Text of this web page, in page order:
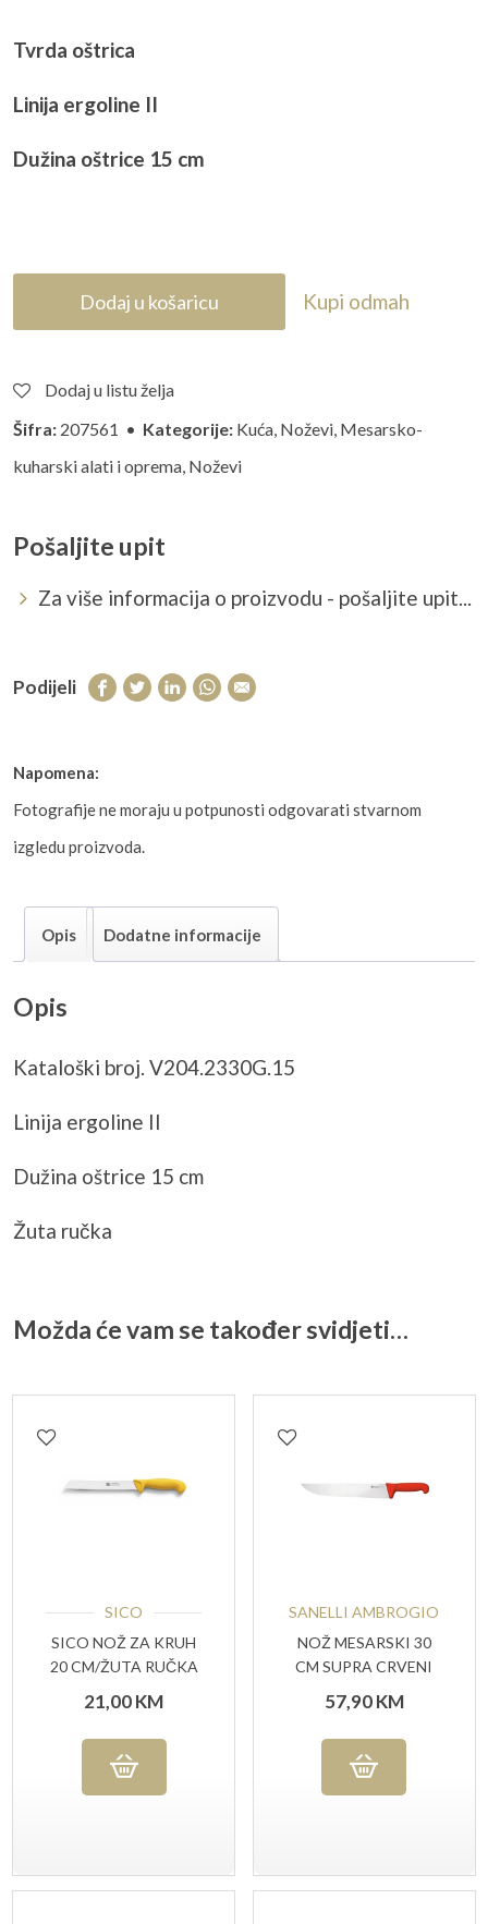
Tvrda oštrica
Linija ergoline II
Dužina oštrice 15 cm
Dodaj u košaricu Kupi odmah
Dodaj u listu želja
Šifra: 207561 • Kategorije: Kuća, Noževi, Mesarsko-
kuharski alati i oprema, Noževi
Pošaljite upit
Za više informacija o proizvodu - pošaljite upit...
Podijeli
Napomena:
Fotografije ne moraju u potpunosti odgovarati stvarnom
izgledu proizvoda.
Opis Dodatne informacije
Opis
Kataloški broj. V204.2330G.15
Linija ergoline II
Dužina oštrice 15 cm
Žuta ručka
Možda će vam se također svidjeti…
SICO
SICO NOŽ ZA KRUH
20 CM/ŽUTA RUČKA
21,00KM
SANELLI AMBROGIO
NOŽ MESARSKI 30
CM SUPRA CRVENI
57,90KM